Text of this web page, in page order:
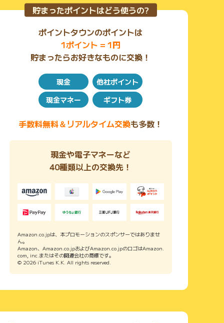
貯まったポイントはどう使うの?
ポイントタウンのポイントは
1ポイント = 1円
貯まったらお好きなものに交換！
現金
他社ポイント
現金マネー
ギフト券
手数料無料＆リアルタイム交換も多数！
現金や電子マネーなど
40種類以上の交換先！
Amazon.co.jpは、本プロモーションのスポンサーではありませ
ん。
Amazon、Amazon.co.jpおよびAmazon.co.jpのロゴはAmazon.
com, inc.またはその関連会社の商標です。
© 2026 iTunes K.K. All rights reserved.